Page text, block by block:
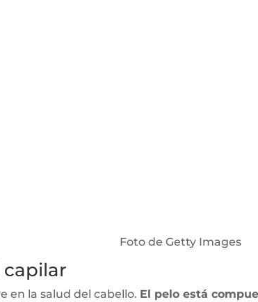
Foto de Getty Images
en la salud del cabello. El pelo está